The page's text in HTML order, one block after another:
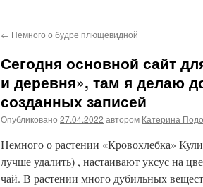
← Немного о будре плющевидной
Сегодня основной сайт
и деревня», там я делаю
созданных записей
Опубликовано 27.04.2022 автором Катерина
Немного о растении «Кровохлебка»
лучше удалить) , настаивают уксус на
чай. В растении много дубильных